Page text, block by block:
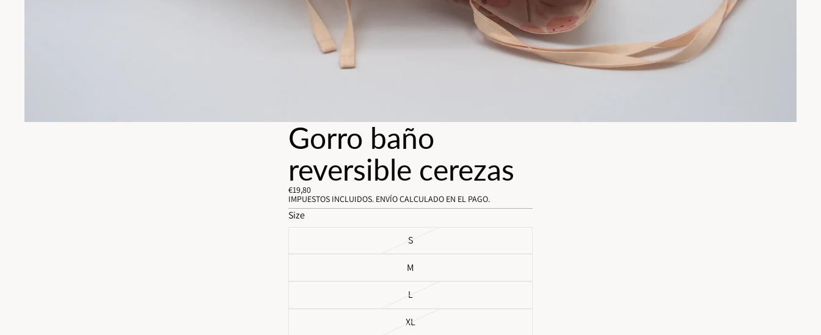
Gorro baño
reversible cerezas
€19,80
IMPUESTOS INCLUIDOS. ENVÍO CALCULADO EN EL PAGO.
Size
S
M
L
XL